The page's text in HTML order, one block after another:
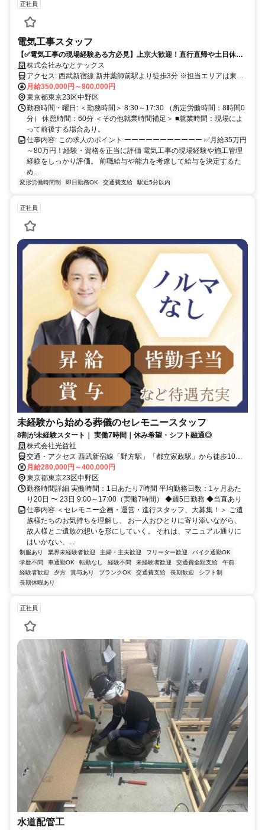
正社員
電気工事スタッフ
【✅電気工事の現場経験ある方必見】上京大歓迎！直行直帰や土日休み
でプライベートも充実！
株式会社みなとテックス
アクセス: 西武新宿線 新井薬師前駅より徒歩3分 ※担当エリアは東京･
神奈川･埼玉･千葉が中心｡ 基本的には通える範囲での案件がほとんど
です｡ 状況によっては直行直帰も可能(電車通勤を予定)
月給350,000円～800,000円
東京都東京23区中野区
勤務時間・曜日: ＜勤務時間＞ 8:30～17:30 （所定労働時間：8時間0
分） 休憩時間：60分 ＜その他就業時間補足＞ ■就業時間：現場によ
って前後する場合あり。
仕事内容: この求人のポイント ーーーーーーーーーーー ✅月給35万円
～80万円！経験・資格を正当に評価 電気工事の現場経験や施工管理
経験をしっかり評価。 前職給与や能力を考慮して給与を決定するた
め...
変形労働時間制 即日勤務OK 交通費支給 駅近5分以内
正社員
未経験から始める葬儀のセレモニースタッフ
8割が未経験スタート｜ 実働7時間｜休み希望・シフト融通◎
株式会社光益社
交通・アクセス 西武新宿線「野方駅」「都立家政駅」から徒歩10分
◆車・バイク通勤OK
月給280,000円～400,000円
東京都東京23区中野区
勤務時間詳細 実働時間：1日あたり7時間 平均勤務日数：1ヶ月あた
り20日 〜 23日 9:00～17:00（実働7時間） ◆週5日勤務 ◆当直あり
仕事内容 ＜セレモニー企画・運営・進行スタッフ、大募集！＞ ご遺
族様たちのお気持ちを理解し、 お一人おひとりに寄り添いながら、
故人様とご遺族の想いを形にしていく。 それは、マニュアル通りに
はいかない、...
制服あり 業界未経験者歓迎 主婦・主夫歓迎 フリーター歓迎
バイク通勤OK
学歴不問
車通勤OK 転勤なし 経験不問 未経験者歓迎 交通費全額支給
午前
経験者歓迎
夕方 賞与あり ブランクOK 交通費支給 長期歓迎
シフト制
長期休暇あり
正社員
水道配管工